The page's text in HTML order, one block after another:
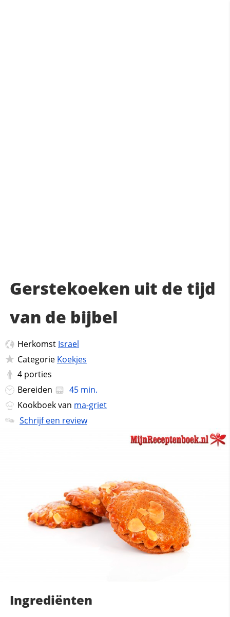
Gerstekoeken uit de tijd
van de bijbel
Herkomst Israel
Categorie Koekjes
4 porties
Bereiden
45 min.
Kookboek van ma-griet
Schrijf een review
Ingrediënten